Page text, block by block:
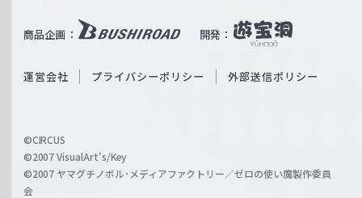
ß
c
a
r
z
商品企画： 開発：
b
O
i
運営会社 プライバシーポリシー 外部送信ポリシー
©CIRCUS
©2007 VisualArt's/Key
©2007 ヤマグチノボル･メディアファクトリー／ゼロの使い魔製作委員
会